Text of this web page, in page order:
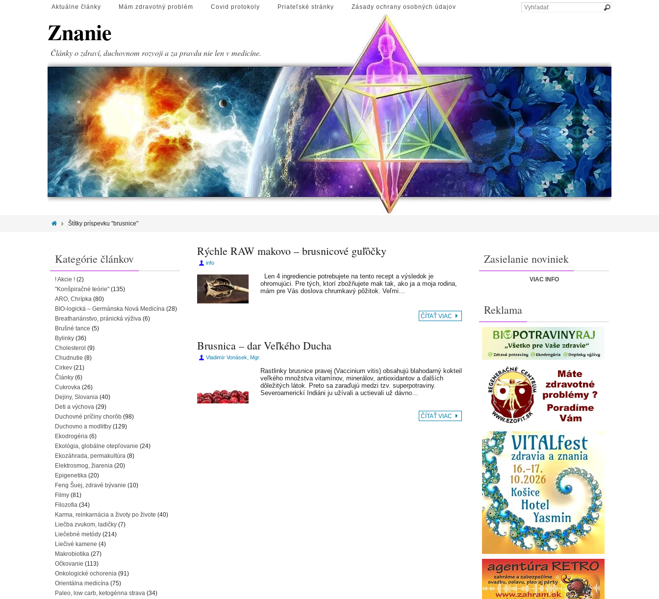
Aktuálne články Mám zdravotný problém Covid protokoly Priateľské stránky Zásady ochrany osobných údajov
Znanie
Články o zdraví, duchovnom rozvoji a za pravdu nie len v medicíne.
Štítky príspevku "brusnice"
Rýchle RAW makovo – brusnicové guľôčky
info
Len 4 ingrediencie potrebujete na tento recept a výsledok je
ohromujúci. Pre tých, ktorí zbožňujete mak tak, ako ja a moja rodina,
mám pre Vás doslova chrumkavý pôžitok. Veľmi…
ČÍTAŤ VIAC
Brusnica – dar Veľkého Ducha
Vladimír Vonásek, Mgr.
Rastlinky brusnice pravej (Vaccinium vitis) obsahujú blahodarný kokteil
veľkého množstva vitamínov, minerálov, antioxidantov a ďalších
dôležitých látok. Preto sa zaraďujú medzi tzv. superpotraviny.
Severoamerickí Indiáni ju užívali a uctievali už dávno…
ČÍTAŤ VIAC
Kategórie článkov
! Akcie ! (2)
"Konšpiračné teórie" (135)
ARO, Chrípka (80)
BIO-logická – Germánska Nová Medicína (28)
Breathariánstvo, pránická výživa (6)
Brušné tance (5)
Bylinky (36)
Cholesterol (9)
Chudnutie (8)
Cirkev (21)
Články (6)
Cukrovka (26)
Dejiny, Slovania (40)
Deti a výchova (29)
Duchovné príčiny chorôb (98)
Duchovno a modlitby (129)
Ekodrogéria (6)
Ekológia, globálne otepľovanie (24)
Ekozáhrada, permakultúra (8)
Elektrosmog, žiarenia (20)
Epigenetika (20)
Feng Šuej, zdravé bývanie (10)
Filmy (81)
Filozofia (34)
Karma, reinkarnácia a životy po živote (40)
Liečba zvukom, ladičky (7)
Liečebné metódy (214)
Liečivé kamene (4)
Makrobiotika (27)
Očkovanie (113)
Onkologické ochorenia (91)
Orientálna medicína (75)
Paleo, low carb, ketogénna strava (34)
Zasielanie noviniek
VIAC INFO
Reklama